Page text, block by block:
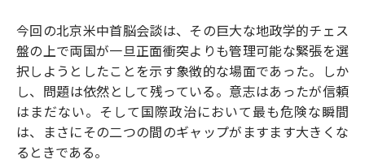
今回の北京米中首脳会談は、その巨大な地政学的チェス
盤の上で両国が一旦正面衝突よりも管理可能な緊張を選
択しようとしたことを示す象徴的な場面であった。しか
し、問題は依然として残っている。意志はあったが信頼
はまだない。そして国際政治において最も危険な瞬間
は、まさにその二つの間のギャップがますます大きくな
るときである。